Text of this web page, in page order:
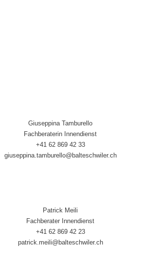
Giuseppina Tamburello
Fachberaterin Innendienst
+41 62 869 42 33
giuseppina.tamburello@balteschwiler.ch
Patrick Meili
Fachberater Innendienst
+41 62 869 42 23
patrick.meili@balteschwiler.ch